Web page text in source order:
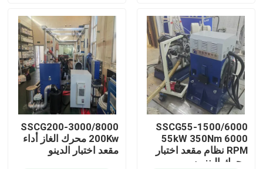
جولة في المصنع
مراقبة الجودة
اتصل بنا
أخبار
SSCG55-1500/6000
55kW 350Nm 6000
RPM نظام مقعد اختبار
محرك البنزين
SSCG200-3000/8000
200Kw محرك الغاز أداء
مقعد اختبار الدينو